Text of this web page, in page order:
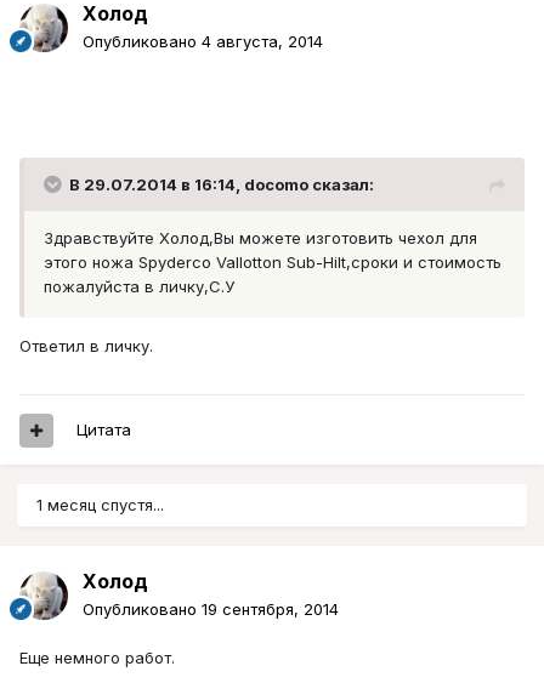
Холод
Опубликовано 4 августа, 2014
В 29.07.2014 в 16:14, docomo сказал:
Здравствуйте Холод,Вы можете изготовить чехол для
этого ножа Spyderco Vallotton Sub-Hilt,сроки и стоимость
пожалуйста в личку,С.У
Ответил в личку.
Цитата
1 месяц спустя...
Холод
Опубликовано 19 сентября, 2014
Еще немного работ.